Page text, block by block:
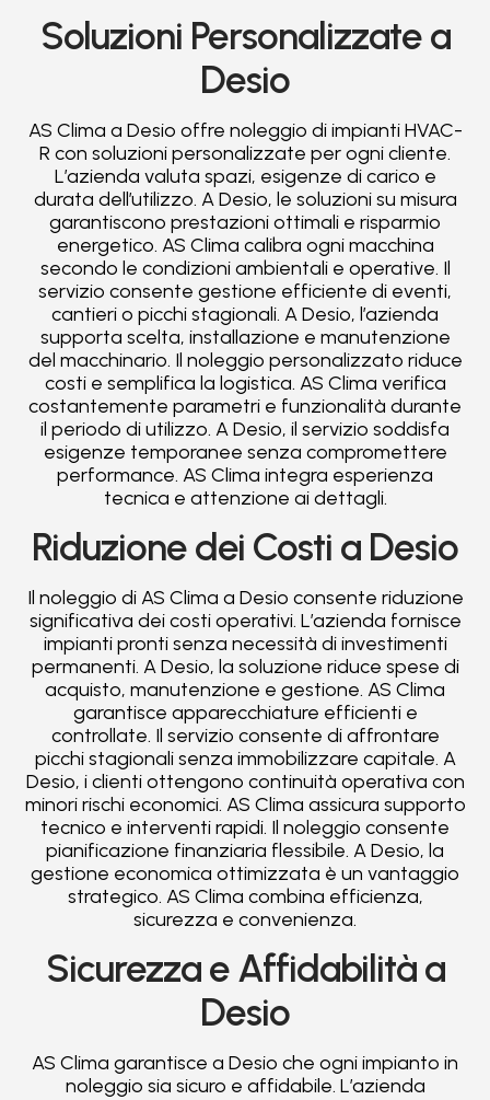
Soluzioni Personalizzate a
Desio
AS Clima a Desio offre noleggio di impianti HVAC-
R con soluzioni personalizzate per ogni cliente.
L’azienda valuta spazi, esigenze di carico e
durata dell’utilizzo. A Desio, le soluzioni su misura
garantiscono prestazioni ottimali e risparmio
energetico. AS Clima calibra ogni macchina
secondo le condizioni ambientali e operative. Il
servizio consente gestione efficiente di eventi,
cantieri o picchi stagionali. A Desio, l’azienda
supporta scelta, installazione e manutenzione
del macchinario. Il noleggio personalizzato riduce
costi e semplifica la logistica. AS Clima verifica
costantemente parametri e funzionalità durante
il periodo di utilizzo. A Desio, il servizio soddisfa
esigenze temporanee senza compromettere
performance. AS Clima integra esperienza
tecnica e attenzione ai dettagli.
Riduzione dei Costi a Desio
Il noleggio di AS Clima a Desio consente riduzione
significativa dei costi operativi. L’azienda fornisce
impianti pronti senza necessità di investimenti
permanenti. A Desio, la soluzione riduce spese di
acquisto, manutenzione e gestione. AS Clima
garantisce apparecchiature efficienti e
controllate. Il servizio consente di affrontare
picchi stagionali senza immobilizzare capitale. A
Desio, i clienti ottengono continuità operativa con
minori rischi economici. AS Clima assicura supporto
tecnico e interventi rapidi. Il noleggio consente
pianificazione finanziaria flessibile. A Desio, la
gestione economica ottimizzata è un vantaggio
strategico. AS Clima combina efficienza,
sicurezza e convenienza.
Sicurezza e Affidabilità a
Desio
AS Clima garantisce a Desio che ogni impianto in
noleggio sia sicuro e affidabile. L’azienda